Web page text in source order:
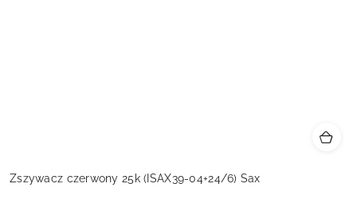
Zszywacz czerwony 25k (ISAX39-04+24/6) Sax